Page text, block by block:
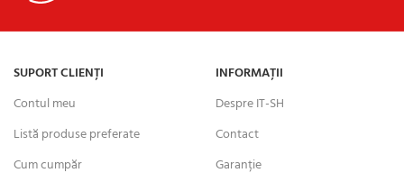
SUPORT CLIENȚI
Contul meu
Listă produse preferate
Cum cumpăr
INFORMAȚII
Despre IT-SH
Contact
Garanție